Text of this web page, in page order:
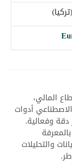
المالي،
أدوات
دقة وفعالية.
والتحليلات